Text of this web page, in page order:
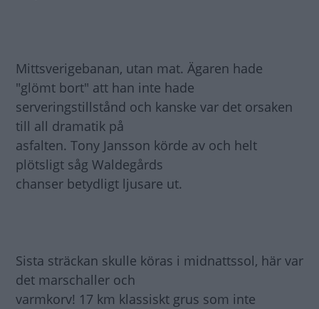
Mittsverigebanan, utan mat. Ägaren hade
"glömt bort" att han inte hade
serveringstillstånd och kanske var det orsaken
till all dramatik på
asfalten. Tony Jansson körde av och helt
plötsligt såg Waldegårds
chanser betydligt ljusare ut.
Sista sträckan skulle köras i midnattssol, här var
det marschaller och
varmkorv! 17 km klassiskt grus som inte